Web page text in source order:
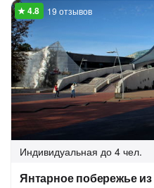
19 отзывов
Индивидуальная до 4 чел.
Янтарное побережье